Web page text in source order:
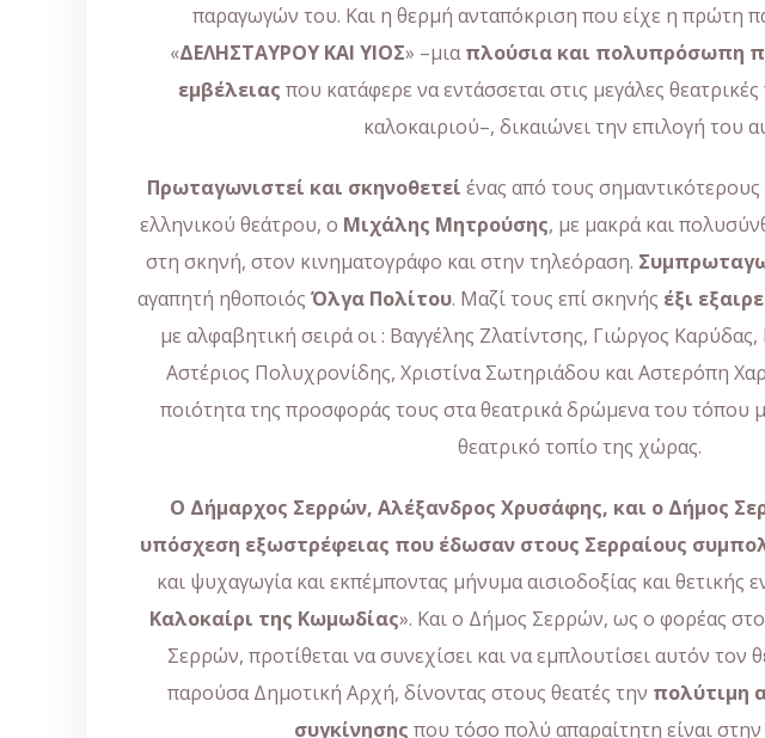
παραγωγών του. Και η θερμή ανταπόκριση που είχε η πρώτη
«ΔΕΛΗΣΤΑΥΡΟΥ ΚΑΙ ΥΙΟΣ» –μιαπλούσια και πολυπρόσωπη
εμβέλειας που κατάφερε να εντάσσεται στις μεγάλες
καλοκαιριού–, δικαιώνει την επιλογή του
Πρωταγωνιστεί και σκηνοθετεί ένας από τους
ελληνικού θεάτρου, ο Μιχάλης Μητρούσης, με μακρά και
στη σκηνή, στον κινηματογράφο και στην τηλεόραση.
αγαπητή ηθοποιός Όλγα Πολίτου. Μαζί τους επί σκηνής έξι
με αλφαβητική σειρά οι : Βαγγέλης Ζλατίντσης, Γιώργος
Αστέριος Πολυχρονίδης, Χριστίνα Σωτηριάδου και Αστερόπη
ποιότητα της προσφοράς τους στα θεατρικά δρώμενα του τόπου
θεατρικό τοπίο της χώρας.
Ο Δήμαρχος Σερρών, Αλέξανδρος Χρυσάφης, και ο Δήμος
υπόσχεση εξωστρέφειας που έδωσαν στους Σερραίους
και ψυχαγωγία και εκπέμποντας μήνυμα αισιοδοξίας και θετικής
Καλοκαίρι της Κωμωδίας». Και ο Δήμος Σερρών, ως ο φορέας
Σερρών, προτίθεται να συνεχίσει και να εμπλουτίσει αυτόν
παρούσα Δημοτική Αρχή, δίνοντας στους θεατές την πολύτιμη
συγκίνησης που τόσο πολύ απαραίτητη είναι